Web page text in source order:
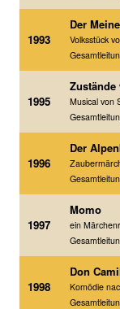
1993
Der
Volksstück
1995
Musical von
1996
Der
1997
Momo
ein
1998
Don
Komödie